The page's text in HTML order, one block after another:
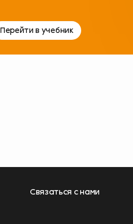
Перейти в учебник
Связаться с нами